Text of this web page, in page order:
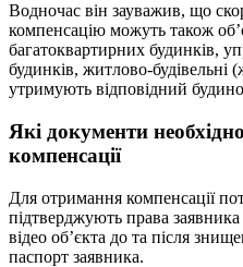
Водночас він зауважив, що
компенсацію можуть також
багатоквартирних будинків,
будинків, житлово-будівельні
утримують відповідний
Які документи
компенсації
Для отримання компенсації
підтверджують права
відео об’єкта до та після
паспорт заявника.